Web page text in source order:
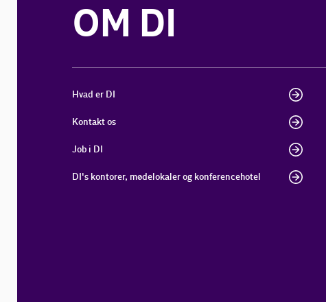
OM DI
Hvad er DI
Kontakt os
Job i DI
DI's kontorer, mødelokaler og konferencehotel